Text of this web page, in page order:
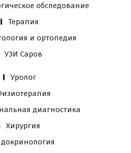
обследование
Терапия
и ортопедия
УЗИ Саров
Уролог
диагностика
Хирургия